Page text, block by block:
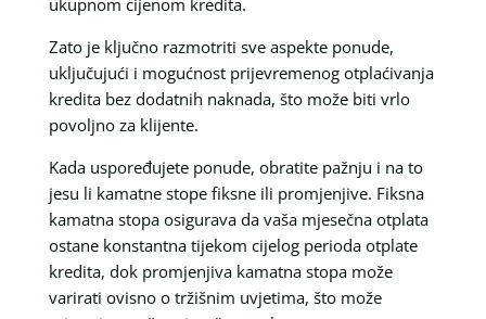
Zato je ključno razmotriti sve aspekte ponude,
uključujući i mogućnost prijevremenog otplaćivanja
kredita bez dodatnih naknada, što može biti vrlo
povoljno za klijente.
Kada uspoređujete ponude, obratite pažnju i na to
jesu li kamatne stope fiksne ili promjenjive. Fiksna
kamatna stopa osigurava da vaša mjesečna otplata
ostane konstantna tijekom cijelog perioda otplate
kredita, dok promjenjiva kamatna stopa može
varirati ovisno o tržišnim uvjetima, što može